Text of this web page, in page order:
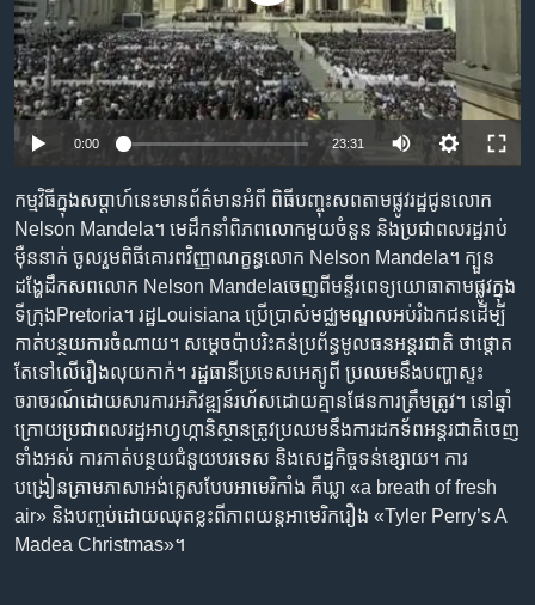
ចូល​
ទៅ​
ទំព័រ​
រចនា
សម្ព័ន្ធ​
រំលង​
ទៅ​
កាន់​
ទំព័រ​
ស្វែង​
រក
វិទ្យុ / ផតខាសថ៍
កម្មវិធីទាំងអស់
Khmer English
បណ្តាញ​សង្គម
ភាសា
0:00 23:31
កម្មវិធី​ក្នុង​សប្តាហ៍​នេះ​មាន​ព័ត៌មាន​អំពី ពិធី​បញ្ចុះ​សព​តាម​ផ្លូវ​រដ្ឋ​ជូន​លោក​
Nelson Mandela។ មេដឹកនាំ​ពិភពលោក​មួយ​ចំនួន និង​ប្រជា​ពលរដ្ឋ​រាប់​
ម៉ឺន​នាក់ ចូលរួម​ពិធី​គោរព​វិញ្ញាណក្ខន្ធ​លោក Nelson Mandela។ ក្បួន​
ដង្ហែ​ដឹក​សព​លោក​ Nelson Mandela​ចេញ​ពី​មន្ទីរ​ពេទ្យ​យោធា​តាម​ផ្លូវ​ក្នុង​
ទីក្រុង​Pretoria។ រដ្ឋ​Louisiana ប្រើប្រាស់​មជ្ឈមណ្ឌល​អប់រំ​ឯកជន​ដើម្បី​
កាត់បន្ថយ​ការចំណាយ។ សម្តេច​ប៉ាប​រិះគន់​ប្រព័ន្ធ​មូលធន​អន្តរជាតិ ថា​ផ្តោត​
តែ​ទៅ​លើ​រឿង​លុយ​កាក់។ រដ្ឋធានី​ប្រទេស​អេត្យូពី ប្រឈម​នឹង​បញ្ហា​ស្ទះ​
ចរាចរណ៍​ដោយសារ​ការអភិវឌ្ឍន៍​រហ័ស​ដោយ​គ្មាន​ផែនការ​ត្រឹមត្រូវ។ នៅ​ឆ្នាំ​
ក្រោយ​ប្រជា​ពលរដ្ឋ​អាហ្វហ្កានិស្ថាន​ត្រូវ​ប្រឈម​នឹង​ការ​ដក​ទ័ព​អន្តរជាតិ​ចេញ​
ទាំង​អស់ ការកាត់​បន្ថយ​ជំនួយ​បរទេស​ និង​សេដ្ឋកិច្ច​ទន់​ខ្សោយ។ ការ
បង្រៀន​គ្រាម​ភាសា​អង់គ្លេស​បែប​អាមេរិកាំង គឺ​ឃ្លា​ «a breath of fresh
air» និង​បញ្ចប់​ដោយ​ឈុត​ខ្លះ​ពី​ភាពយន្ត​អាមេរិក​រឿង «Tyler Perry’s A
Madea Christmas»។